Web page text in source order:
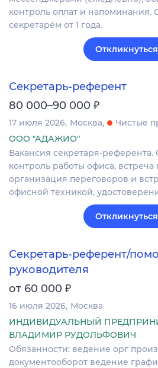
контроль оплат и напоминания.
секретарём от 1 года.
Откликнуться
Секретарь-референт
80 000–90 000 ₽
17 июля 2026 Москва
Чистые
ООО "АДАЖИО"
Вакансия секретаря-
контроль работы офиса, встреча
организация переговоров и
офисной техникой,
Откликнуться
Секретарь-референт/
руководителя
от 60 000 ₽
16 июля 2026 Москва
ИНДИВИДУАЛЬНЫЙ
ВЛАДИМИР РУДОЛЬФОВИЧ
Обязанности: ведение орг
документооборот ведение